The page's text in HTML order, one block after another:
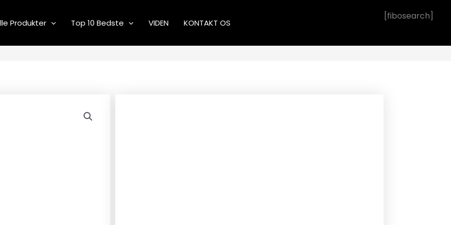
Produkter Top 10 Bedste VIDEN KONTAKT OS
[fibosearch]